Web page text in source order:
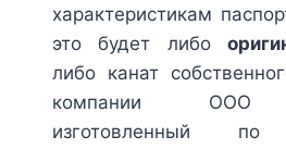
характеристикам
это будет либо
либо канат
компании ООО
изготовленный по